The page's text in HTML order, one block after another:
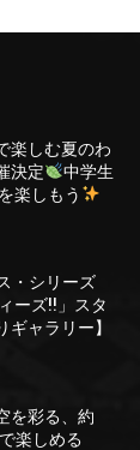
楽しむ夏のわ
決定
中学生
楽しもう
・シリーズ
ーズ!!」スタ
ャラリー】
を彩る、約
楽しめる